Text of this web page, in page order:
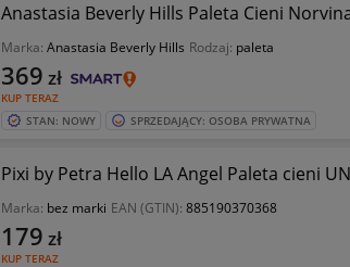
Anastasia Beverly Hills Paleta Cieni
Marka: Anastasia Beverly Hills Rodzaj: paleta
KUP TERAZ
369 zł
STAN: NOWY SPRZEDAJĄCY: OSOBA PRYWATNA
Pixi by Petra Hello LA Angel Paleta cieni
Marka: bez marki EAN (GTIN): 885190370368
KUP TERAZ
179 zł